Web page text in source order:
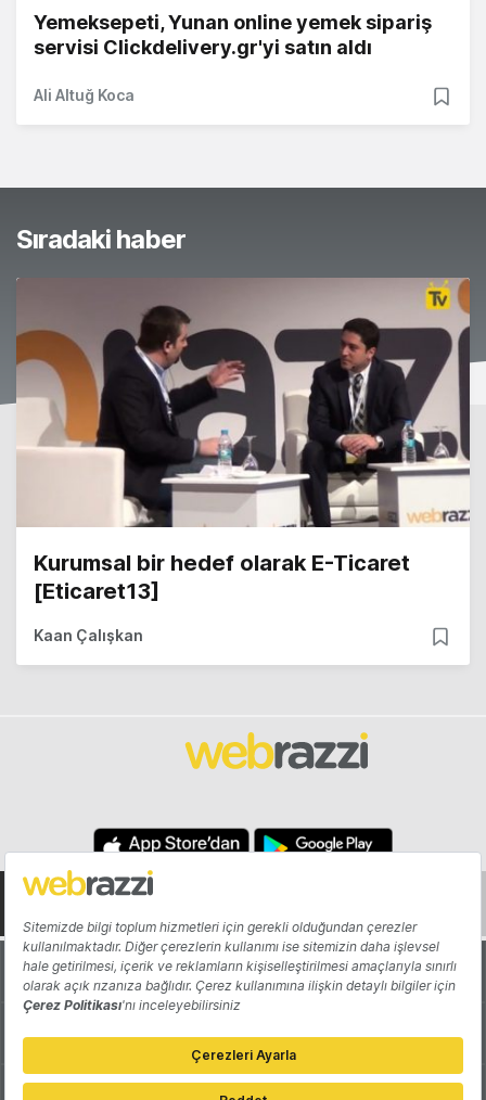
Yemeksepeti, Yunan online yemek sipariş
servisi Clickdelivery.gr'yi satın aldı
Ali Altuğ Koca
Sıradaki haber
Kurumsal bir hedef olarak E-Ticaret
[Eticaret13]
Kaan Çalışkan
Hakkında Yazarlar
Katkıda Bulun Reklam